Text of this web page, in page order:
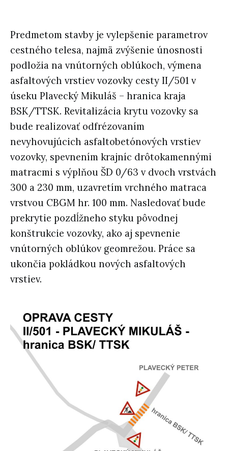
Predmetom stavby je vylepšenie parametrov
cestného telesa, najmä zvýšenie únosnosti
podložia na vnútorných oblúkoch, výmena
asfaltových vrstiev vozovky cesty II/501 v
úseku Plavecký Mikuláš – hranica kraja
BSK/TTSK. Revitalizácia krytu vozovky sa
bude realizovať odfrézovaním
nevyhovujúcich asfaltobetónových vrstiev
vozovky, spevnením krajníc drôtokamennými
matracmi s výplňou ŠD 0/63 v dvoch vrstvách
300 a 230 mm, uzavretím vrchného matraca
vrstvou CBGM hr. 100 mm. Nasledovať bude
prekrytie pozdĺžneho styku pôvodnej
konštrukcie vozovky, ako aj spevnenie
vnútorných oblúkov geomrežou. Práce sa
ukončia pokládkou nových asfaltových
vrstiev.